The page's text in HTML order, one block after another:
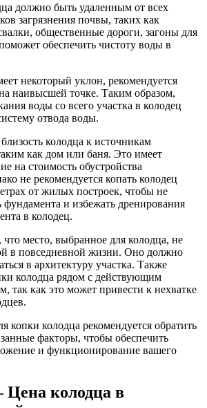
должно быть удаленным от всех
загрязнения почвы, таких как
общественные дороги, загоны для
обеспечить чистоту воды в
некоторый уклон, рекомендуется
наивысшей точке. Таким образом,
воды со всего участка в колодец
отвода воды.
колодца к источникам
как дом или баня. Это имеет
на стоимость обустройства
не рекомендуется копать колодец
от жилых построек, чтобы не
и избежать дренирования
в колодец.
место, выбранное для колодца, не
в повседневной жизни. Оно должно
в архитектуру участка. Также
колодца рядом с действующим
так как это может привести к нехватке
копки колодца рекомендуется обратить
факторы, чтобы обеспечить
и функционирование вашего
Цена колодца в